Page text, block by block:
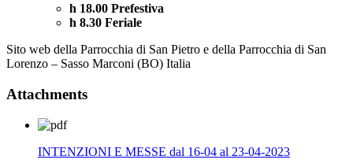
h 18.00 Prefestiva
h 8.30 Feriale
Sito web della Parrocchia di San Pietro e della Parrocchia di San
Lorenzo – Sasso Marconi (BO) Italia
Attachments
INTENZIONI E MESSE dal 16-04 al 23-04-2023